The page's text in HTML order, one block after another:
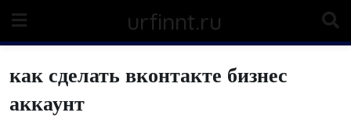
content
urfinnt.ru
как сделать вконтакте бизнес
аккаунт